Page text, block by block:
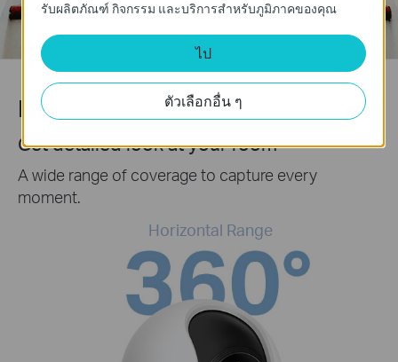
Pan/Tilt View
Get detailed look at your room
A wide range of coverage to capture every
moment.
Horizontal Range
รับผลิตภัณฑ์ กิจกรรม และบริการสำหรับภูมิภาคของคุณ
ไป
ตัวเลือกอื่น ๆ